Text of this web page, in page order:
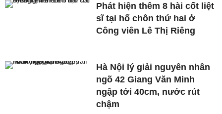
Phát hiện thêm 8 hài cốt liệt
sĩ tại hố chôn thứ hai ở
Công viên Lê Thị Riêng
Hà Nội lý giải nguyên nhân
ngõ 42 Giang Văn Minh
ngập tới 40cm, nước rút
chậm